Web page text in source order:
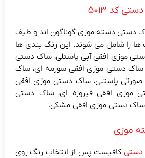
کد ۵۰۱۳
دستی دسته موزی گوناگون اند و طیف
را شامل می شوند. این رنگ بندی ها
موزی افقی آبی پاستلی، ساک دستی
ساک دستی موزی افقی سورمه ای، ساک
پاستلی، ساک دستی موزی افقی
موزی افقی فیروزه ای، ساک دستی
ساک دستی موزی افقی مشکی.
موزی
کافیست پس از انتخاب رنگ روی